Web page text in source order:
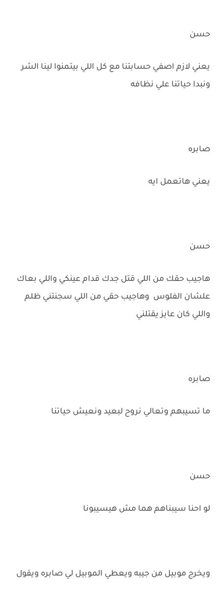
حسن
يعني لازم اصفي حسابتنا مع كل اللي بيتمنوا لينا الشر
ونبدا حياتنا علي نظافه
صابره
يعني هاتعمل ايه
حسن
هاجيب حقك من اللي قتل جدك قدام عينكي واللي بعاك
علشان الفلوس وهاجيب حقي من اللي سجنتني ظلم
واللي كان عايز يقتلني
صابره
ما تسيبهم وتعالي نروح لبعيد ونعيش حياتنا
حسن
لو احنا سيبناهم هما مش هيسيبونا
ويخرج موبيل من جيبه ويعطي الموبيل لي صابره ويقول